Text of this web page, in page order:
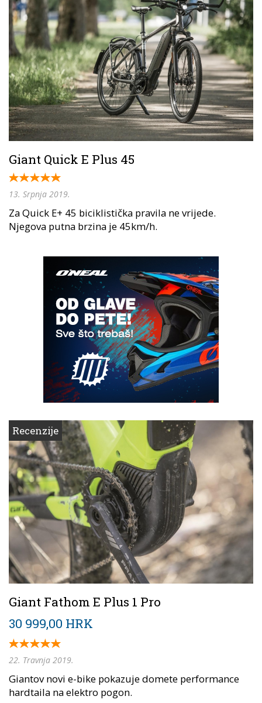
Giant Quick E Plus 45
13. Srpnja 2019.
Za Quick E+ 45 biciklistička pravila ne vrijede.
Njegova putna brzina je 45km/h.
Recenzije
Giant Fathom E Plus 1 Pro
30 999,00 HRK
22. Travnja 2019.
Giantov novi e-bike pokazuje domete performance
hardtaila na elektro pogon.